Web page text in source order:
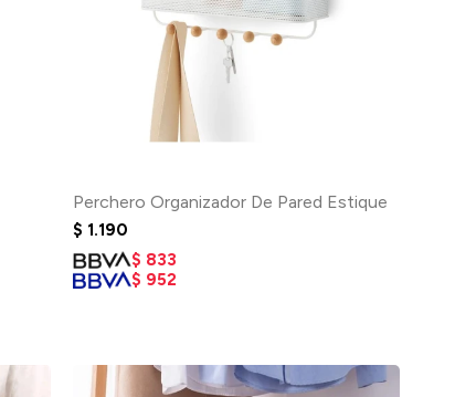
Perchero Organizador De Pared Estique
$ 1.190
$ 833
$ 952